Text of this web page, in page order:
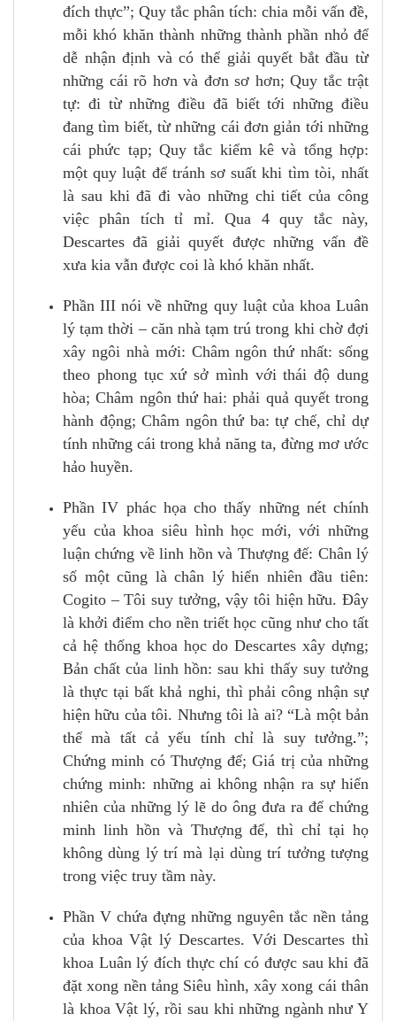
đích thực”; Quy tắc phân tích: chia mỗi vấn đề,
mỗi khó khăn thành những thành phần nhỏ để
dễ nhận định và có thể giải quyết bắt đầu từ
những cái rõ hơn và đơn sơ hơn; Quy tắc trật
tự: đi từ những điều đã biết tới những điều
đang tìm biết, từ những cái đơn giản tới những
cái phức tạp; Quy tắc kiểm kê và tổng hợp:
một quy luật để tránh sơ suất khi tìm tòi, nhất
là sau khi đã đi vào những chi tiết của công
việc phân tích tỉ mỉ. Qua 4 quy tắc này,
Descartes đã giải quyết được những vấn đề
xưa kia vẫn được coi là khó khăn nhất.
Phần III nói về những quy luật của khoa Luân
lý tạm thời – căn nhà tạm trú trong khi chờ đợi
xây ngôi nhà mới: Châm ngôn thứ nhất: sống
theo phong tục xứ sở mình với thái độ dung
hòa; Châm ngôn thứ hai: phải quả quyết trong
hành động; Châm ngôn thứ ba: tự chế, chỉ dự
tính những cái trong khả năng ta, đừng mơ ước
hảo huyền.
Phần IV phác họa cho thấy những nét chính
yếu của khoa siêu hình học mới, với những
luận chứng về linh hồn và Thượng đế: Chân lý
số một cũng là chân lý hiển nhiên đầu tiên:
Cogito – Tôi suy tưởng, vậy tôi hiện hữu. Đây
là khởi điểm cho nền triết học cũng như cho tất
cả hệ thống khoa học do Descartes xây dựng;
Bản chất của linh hồn: sau khi thấy suy tưởng
là thực tại bất khả nghi, thì phải công nhận sự
hiện hữu của tôi. Nhưng tôi là ai? “Là một bản
thể mà tất cả yếu tính chỉ là suy tưởng.”;
Chứng minh có Thượng đế; Giá trị của những
chứng minh: những ai không nhận ra sự hiển
nhiên của những lý lẽ do ông đưa ra để chứng
minh linh hồn và Thượng đế, thì chỉ tại họ
không dùng lý trí mà lại dùng trí tưởng tượng
trong việc truy tầm này.
Phần V chứa đựng những nguyên tắc nền tảng
của khoa Vật lý Descartes. Với Descartes thì
khoa Luân lý đích thực chí có được sau khi đã
đặt xong nền tảng Siêu hình, xây xong cái thân
là khoa Vật lý, rồi sau khi những ngành như Y